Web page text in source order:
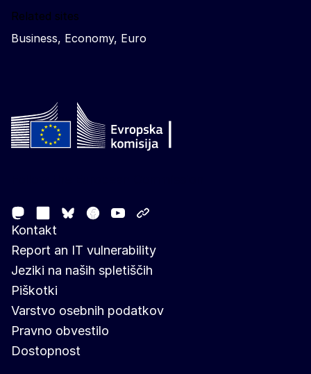
Related sites
Business, Economy, Euro
MastodonLinkedIn
Bluesky
Facebook
Youtube
Kontakt
Report an IT vulnerability
Jeziki na naših spletiščih
Piškotki
Varstvo osebnih podatkov
Pravno obvestilo
Dostopnost